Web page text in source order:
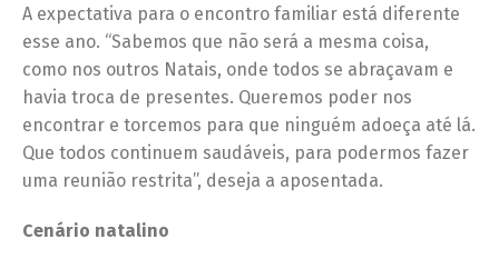
A expectativa para o encontro familiar está diferente
esse ano. “Sabemos que não será a mesma coisa,
como nos outros Natais, onde todos se abraçavam e
havia troca de presentes. Queremos poder nos
encontrar e torcemos para que ninguém adoeça até lá.
Que todos continuem saudáveis, para podermos fazer
uma reunião restrita”, deseja a aposentada.
Cenário natalino